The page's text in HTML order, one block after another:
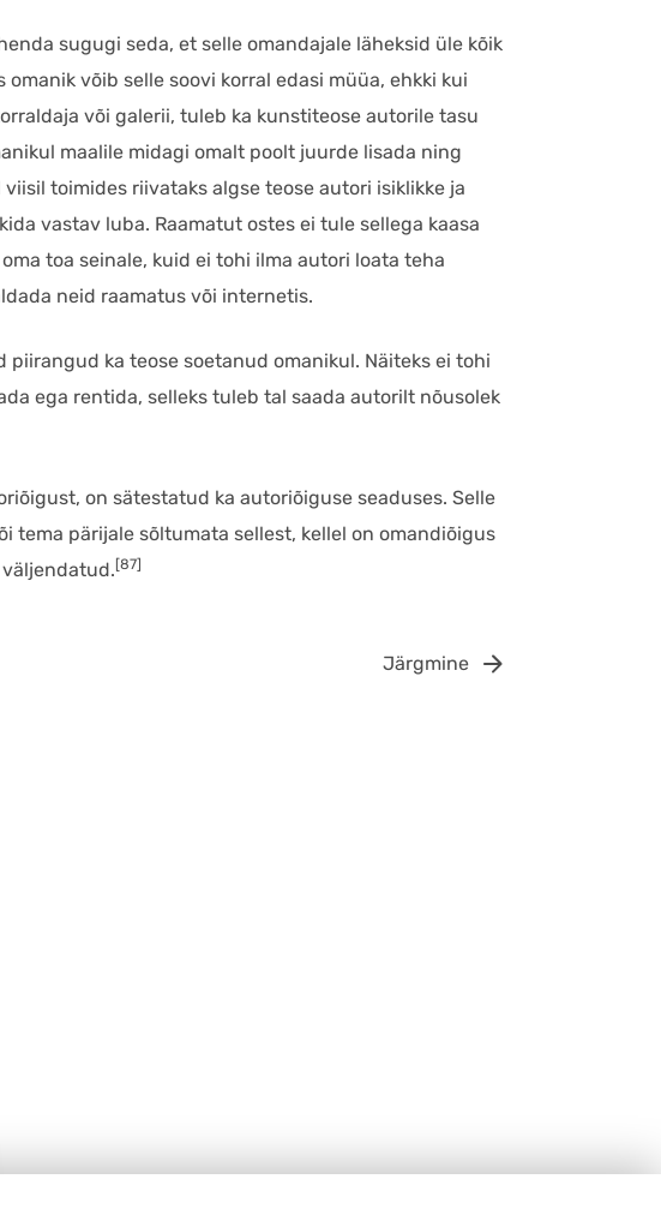
sugugi seda, et selle omandajale läheksid üle kõik
võib selle soovi korral edasi müüa, ehkki kui
või galerii, tuleb ka kunstiteose autorile tasu
maalile midagi omalt poolt juurde lisada ning
toimides riivataks algse teose autori isiklikke ja
vastav luba. Raamatut ostes ei tule sellega kaasa
toa seinale, kuid ei tohi ilma autori loata teha
neid raamatus või internetis.
ka teose soetanud omanikul. Näiteks ei tohi
ega rentida, selleks tuleb tal saada autorilt nõusolek
on sätestatud ka autoriõiguse seaduses. Selle
tema pärijale sõltumata sellest, kellel on omandiõigus
[87]
Järgmine